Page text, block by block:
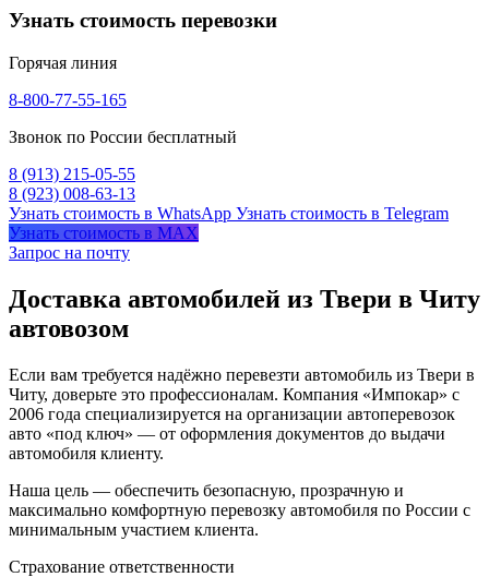
Узнать стоимость перевозки
Горячая линия
8-800-77-55-165
Звонок по России бесплатный
8 (913) 215-05-55
8 (923) 008-63-13
Узнать стоимость в WhatsApp Узнать стоимость в Telegram
Узнать стоимость в MAX
Запрос на почту
Доставка автомобилей из Твери в Читу
автовозом
Если вам требуется надёжно перевезти автомобиль из Твери в
Читу, доверьте это профессионалам. Компания «Импокар» с
2006 года специализируется на организации автоперевозок
авто «под ключ» — от оформления документов до выдачи
автомобиля клиенту.
Наша цель — обеспечить безопасную, прозрачную и
максимально комфортную перевозку автомобиля по России с
минимальным участием клиента.
Страхование ответственности